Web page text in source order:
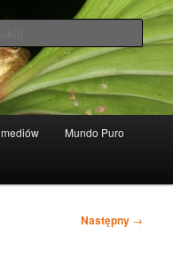
Mundo Puro
Następny →